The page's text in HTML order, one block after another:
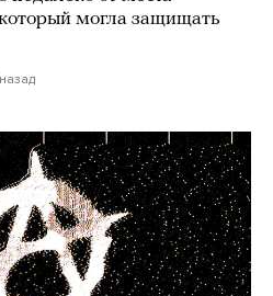
могла защищать